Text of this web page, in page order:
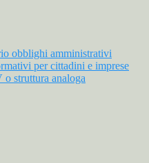
obblighi amministrativi
per cittadini e imprese
struttura analoga